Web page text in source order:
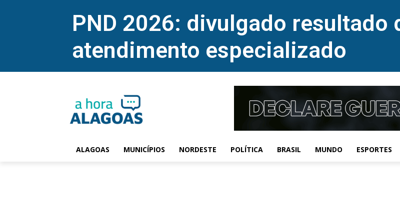
PND 2026: divulgado resultado
atendimento especializado
ALAGOAS MUNICÍPIOS NORDESTE POLÍTICA BRASIL MUNDO ESPORTES